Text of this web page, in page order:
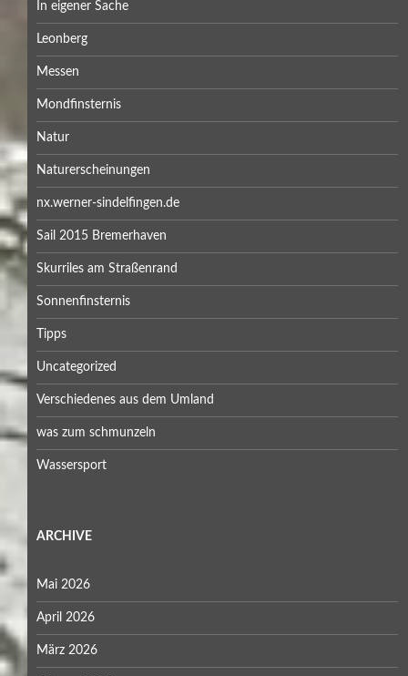
In eigener Sache
Leonberg
Messen
Mondfinsternis
Natur
Naturerscheinungen
nx.werner-sindelfingen.de
Sail 2015 Bremerhaven
Skurriles am Straßenrand
Sonnenfinsternis
Tipps
Uncategorized
Verschiedenes aus dem Umland
was zum schmunzeln
Wassersport
ARCHIVE
Mai 2026
April 2026
März 2026